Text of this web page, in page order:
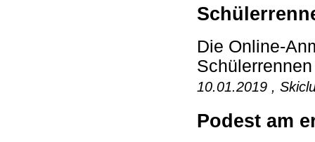
Die Online-
10.01.2019 ,
Podest am